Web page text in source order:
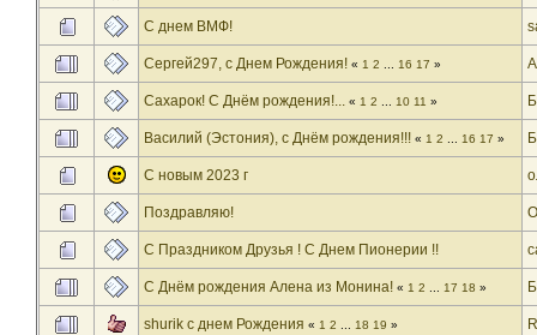
С днем ВМФ!
Сергей297, с Днем Рождения! « 1 2 ... 16 17 »
Сахарок! С Днём рождения!... « 1 2 ... 10 11 »
Василий (Эстония), с Днём рождения!!! « 1 2 ... 16 17 »
С новым 2023 г
Поздравляю!
С Праздником Друзья ! С Днем Пионерии !!
С Днём рождения Алена из Монина! « 1 2 ... 17 18 »
shurik с днем Рождения « 1 2 ... 18 19 »